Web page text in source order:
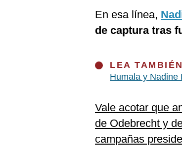
En esa línea,
de captura tras
LEA
Humala y Nadine
Vale acotar que
de Odebrecht y
campañas